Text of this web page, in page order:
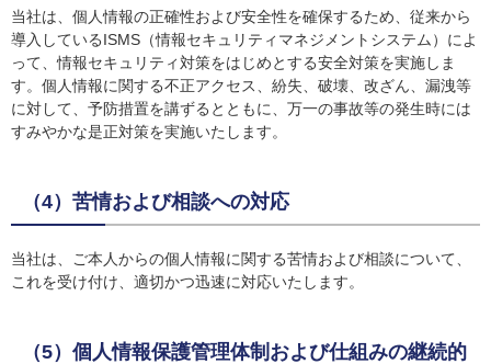
当社は、個人情報の正確性および安全性を確保するため、従来から
導入しているISMS（情報セキュリティマネジメントシステム）によ
って、情報セキュリティ対策をはじめとする安全対策を実施しま
す。個人情報に関する不正アクセス、紛失、破壊、改ざん、漏洩等
に対して、予防措置を講ずるとともに、万一の事故等の発生時には
すみやかな是正対策を実施いたします。
（4）苦情および相談への対応
当社は、ご本人からの個人情報に関する苦情および相談について、
これを受け付け、適切かつ迅速に対応いたします。
（5）個人情報保護管理体制および仕組みの継続的